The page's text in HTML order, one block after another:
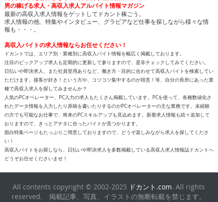
男の稼げる求人・高収入求人アルバイト情報マガジン
最新の高収入求人情報をゲットしてドカント稼ごう。
求人情報の他、特集やインタビュー、グラビアなど仕事を探しながら様々な情
報も・・・。
高収入バイトの求人情報ならお任せください！
ドカントでは、エリア別・業種別に高収入バイト情報を幅広く掲載しております。
注目のピックアップ求人も定期的に更新して参りますので、是非チェックしてみてください。
日払いや即決求人、また社員登用ありなど、働き方・目的に合わせて高収入バイトを検索してい
ただけます。接客が好き！という方や、コツコツ集中するのが得意！等、自分の長所にあった業
種で高収入求人を探してみませんか？
人気のPCオペレーター、PC入力の求人もたくさん掲載しています。PCを使って、各種数値化さ
れたデータ情報を入力したり原稿を書いたりするのがPCオペレーターの主な業務です。未経験
の方でも可能なお仕事で、将来のPCスキルアップも見込めます。新着求人情報も続々追加して
おりますので、きっとアナタに合ったバイトが見つかります。
面白特集ページもたっぷりご用意しておりますので、どうぞ楽しみながら求人を探してくださ
い！
高収入バイトをお探しなら、日払いや即決求人を多数掲載している高収入求人情報誌ドカントへ
どうぞお任せくださいませ！
All contents copyright © 2002-2025 ドカント.com. All rights
reserved. 掲載記事、写真、イラストの無断転載を禁じます。